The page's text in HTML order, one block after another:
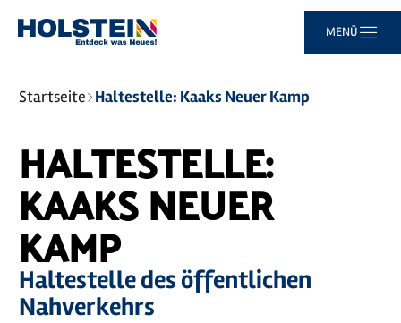
MENÜ
Sie
sind
Startseite Haltestelle: Kaaks Neuer Kamp
HALTESTELLE:
KAAKS NEUER
KAMP
Haltestelle des öffentlichen
Nahverkehrs